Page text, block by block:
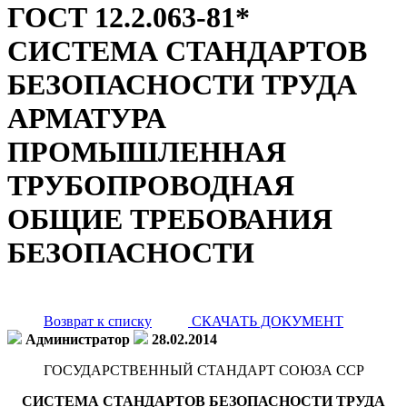
ГОСТ 12.2.063-81*
СИСТЕМА СТАНДАРТОВ
БЕЗОПАСНОСТИ ТРУДА
АРМАТУРА
ПРОМЫШЛЕННАЯ
ТРУБОПРОВОДНАЯ
ОБЩИЕ ТРЕБОВАНИЯ
БЕЗОПАСНОСТИ
Возврат к списку
СКАЧАТЬ ДОКУМЕНТ
Администратор
28.02.2014
ГОСУДАРСТВЕННЫЙ СТАНДАРТ СОЮЗА ССР
СИСТЕМА СТАНДАРТОВ БЕЗОПАСНОСТИ ТРУДА